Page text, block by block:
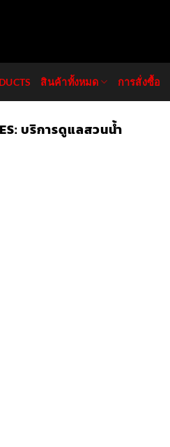
สินค้าทั้งหมด การสั่งซื้อ
บริการดูแลสวนน้ำ